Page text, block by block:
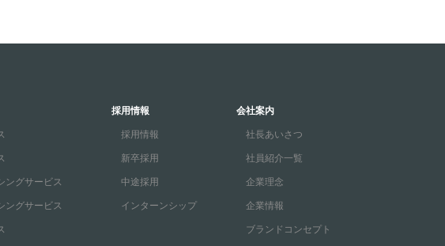
ングサービス
ングサービス
採用情報
採用情報
新卒採用
中途採用
インターンシップ
会社案内
社長あいさつ
社員紹介一覧
企業理念
企業情報
ブランドコンセプト